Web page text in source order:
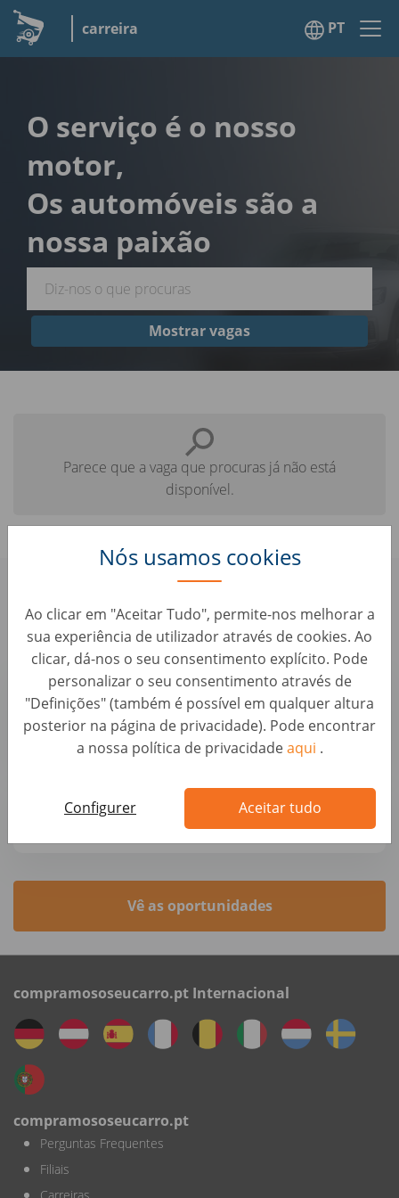
carreira PT
Nós usamos cookies
Ao clicar em "Aceitar Tudo", permite-nos melhorar a
sua experiência de utilizador através de cookies. Ao
clicar, dá-nos o seu consentimento explícito. Pode
personalizar o seu consentimento através de
"Definições" (também é possível em qualquer altura
posterior na página de privacidade). Pode encontrar
a nossa política de privacidadeaqui .
Configurer Aceitar tudo
O serviço é o nosso
motor,
Os automóveis são a
nossa paixão
Mostrar vagas
Parece que a vaga que procuras já não está
disponível.
parecidas que te podem interessar:
Senior Project Manager - Automotive Warranty
and Services (f/m/x)
Business Development & Strategic Roles • Alemanha, Berlin
Health and Safety Coordinator (d/w/m)
Business Development & Strategic Roles • Alemanha, Berlin
Vê as oportunidades
compramososeucarro.pt Internacional
compramososeucarro.pt
Perguntas Frequentes
Filiais
Carreiras